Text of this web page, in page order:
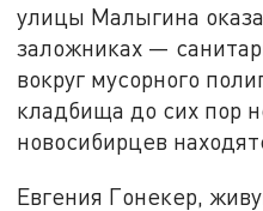
улицы Малыгина
заложниках —
вокруг мусорного
кладбища до сих пор
новосибирцев
Евгения Гонекер,